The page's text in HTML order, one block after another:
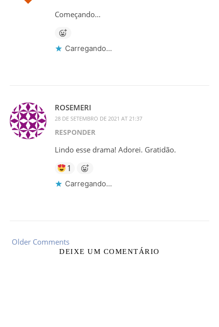
Começando…
Carregando...
ROSEMERI
28 DE SETEMBRO DE 2021 AT 21:37
RESPONDER
Lindo esse drama! Adorei. Gratidão.
1
Carregando...
Older Comments
DEIXE UM COMENTÁRIO